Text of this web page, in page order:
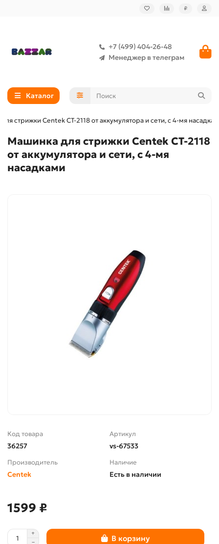
₽
+7 (499) 404-26-48
Менеджер в телеграм
Каталог
стрижки Centek CT-2118 от аккумулятора и сети, с 4-мя
Машинка для стрижки Centek CT-2118
от аккумулятора и сети, с 4-мя
насадками
Код товара
36257
Артикул
vs-67533
Производитель
Centek
Наличие
Есть в наличии
1599 ₽
В корзину